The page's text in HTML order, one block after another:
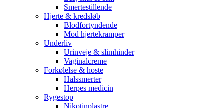
Smertestillende
Hjerte & kredsløb
Blodfortyndende
Mod hjertekramper
Underliv
Urinveje & slimhinder
Vaginalcreme
Forkølelse & hoste
Halssmerter
Herpes medicin
Rygestop
Nikotinplastre